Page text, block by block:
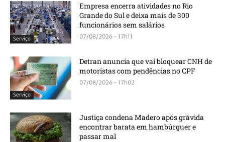
Serviço
Empresa encerra atividades no Rio
Grande do Sul e deixa mais de 300
funcionários sem salários
07/08/2026 - 17h11
Serviço
Detran anuncia que vai bloquear CNH de
motoristas com pendências no CPF
07/08/2026 - 17h02
Justiça condena Madero após grávida
encontrar barata em hambúrguer e
passar mal